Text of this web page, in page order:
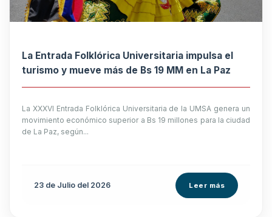
La Entrada Folklórica Universitaria impulsa el
turismo y mueve más de Bs 19 MM en La Paz
La XXXVI Entrada Folklórica Universitaria de la UMSA genera un
movimiento económico superior a Bs 19 millones para la ciudad
de La Paz, según...
23 de Julio del 2026 Leer más